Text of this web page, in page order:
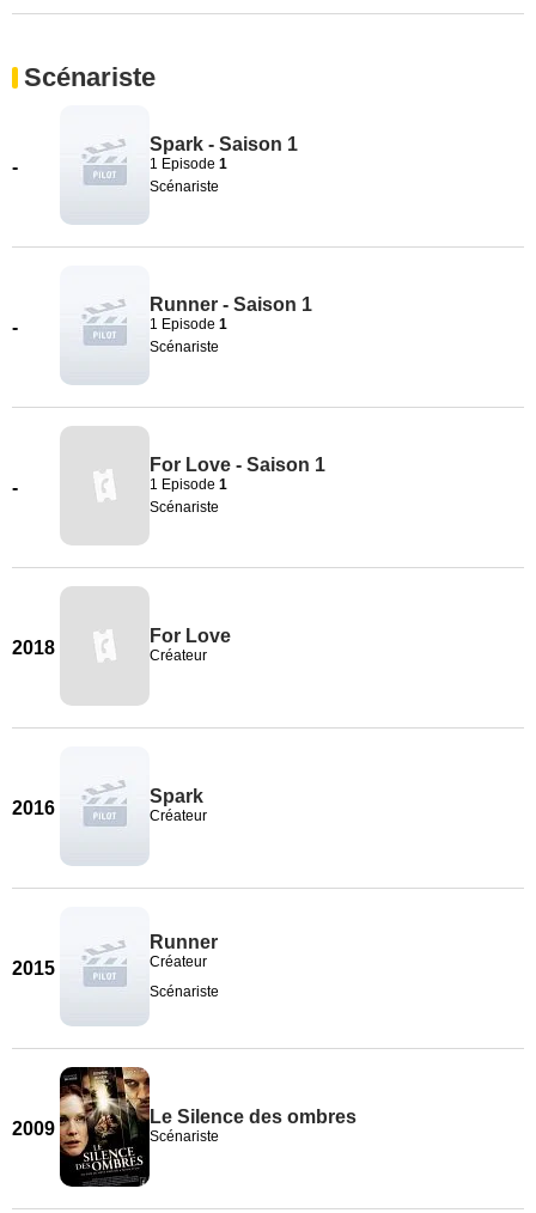
Scénariste
-
Spark - Saison 1
1 Episode 1
Scénariste
-
Runner - Saison 1
1 Episode 1
Scénariste
-
For Love - Saison 1
1 Episode 1
Scénariste
2018
For Love
Créateur
2016
Spark
Créateur
2015
Runner
Créateur
Scénariste
2009
Le Silence des ombres
Scénariste